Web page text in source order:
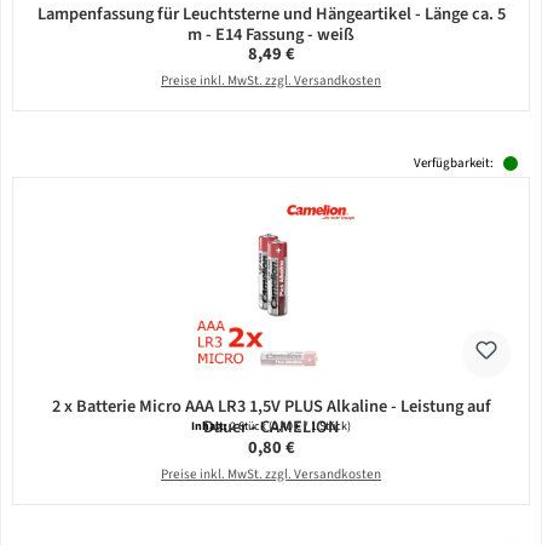
Lampenfassung für Leuchtsterne und Hängeartikel - Länge ca. 5
m - E14 Fassung - weiß
Regulärer Preis:
8,49 €
Preise inkl. MwSt. zzgl. Versandkosten
Verfügbarkeit:
2 x Batterie Micro AAA LR3 1,5V PLUS Alkaline - Leistung auf
Dauer - CAMELION
Inhalt:2 Stück(0,40 € / 1 Stück)
Regulärer Preis:
0,80 €
Preise inkl. MwSt. zzgl. Versandkosten